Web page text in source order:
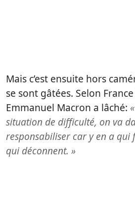
Mais c’est ensuite hors
se sont gâtées. Selon
Emmanuel Macron a lâché:
situation de difficulté, on va
responsabiliser car y en a qui
qui déconnent. »